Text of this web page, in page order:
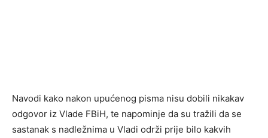
Navodi kako nakon upućenog pisma nisu dobili nikakav
odgovor iz Vlade FBiH, te napominje da su tražili da se
sastanak s nadležnima u Vladi održi prije bilo kakvih